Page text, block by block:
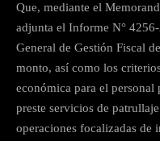
Que, mediante el
adjunta el Informe N°
General de Gestión Fiscal
monto, así como los
económica para el
preste servicios de
operaciones focalizadas de